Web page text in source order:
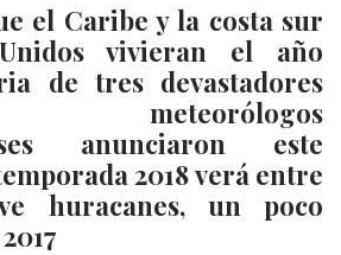
el Caribe y la costa sur
vivieran el año
de tres devastadores
meteorólogos
anunciaron este
2018 verá entre
huracanes, un poco